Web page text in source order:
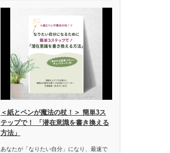
＜紙とペンが魔法の杖！＞ 簡単3ス
テップで！ 「潜在意識を書き換える
方法」
あなたが「なりたい自分」になり、最速で